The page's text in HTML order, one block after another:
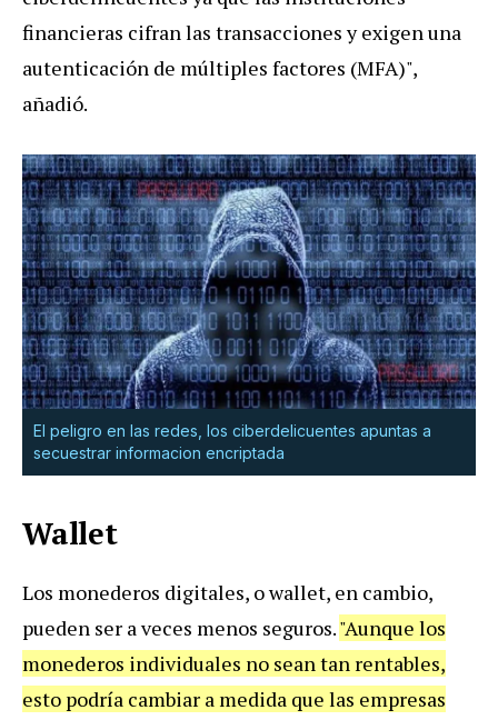
financieras cifran las transacciones y exigen una
autenticación de múltiples factores (MFA)",
añadió.
El peligro en las redes, los ciberdelicuentes apuntas a
secuestrar informacion encriptada
Wallet
Los monederos digitales, o wallet, en cambio,
pueden ser a veces menos seguros."Aunque los
monederos individuales no sean tan rentables,
esto podría cambiar a medida que las empresas